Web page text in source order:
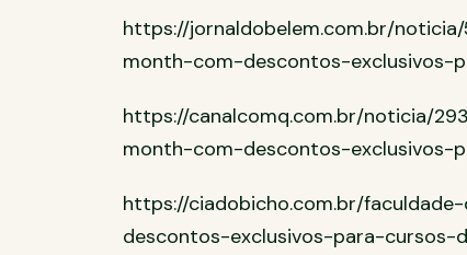
https://jornaldobelem.com.br/
month-com-descontos-exclusivos-
https://canalcomq.com.br/noticia/
month-com-descontos-exclusivos-
https://ciadobicho.com.br/
descontos-exclusivos-para-cursos-